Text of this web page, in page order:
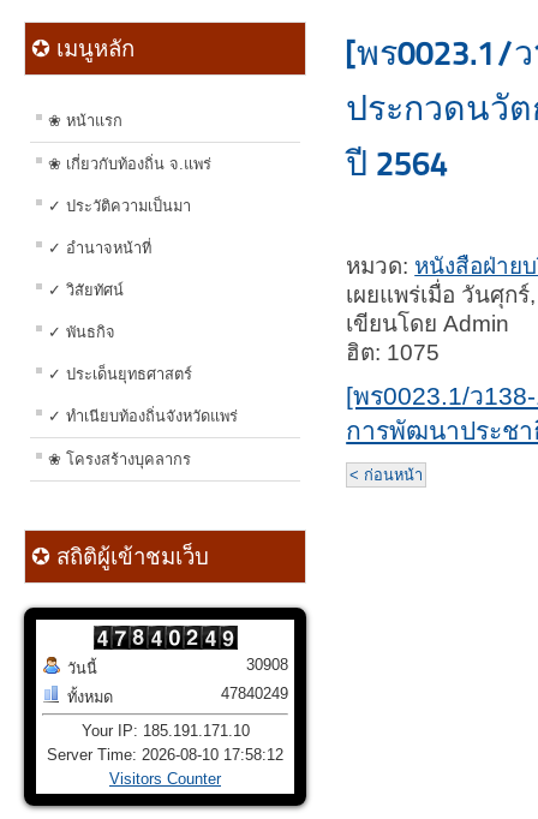
✪ เมนูหลัก
❀ หน้าแรก
❀ เกี่ยวกับท้องถิ่น จ.แพร่
✓ ประวัติความเป็นมา
✓ อำนาจหน้าที่
✓ วิสัยทัศน์
✓ พันธกิจ
✓ ประเด็นยุทธศาสตร์
✓ ทำเนียบท้องถิ่นจังหวัดแพร่
❀ โครงสร้างบุคลากร
✪ สถิติผู้เข้าชมเว็บ
วันนี้
ทั้งหมด
30908
47840249
Your IP: 185.191.171.10
Server Time: 2026-08-10 17:58:12
Visitors Counter
[พร0023.1/
ประกวดนวั
ปี 2564
หมวด: หนังสือฝ่าย
เผยแพร่เมื่อ วันศุก
เขียนโดย Admin
ฮิต: 1075
[พร0023.1/ว
การพัฒนาประชา
< ก่อนหน้า